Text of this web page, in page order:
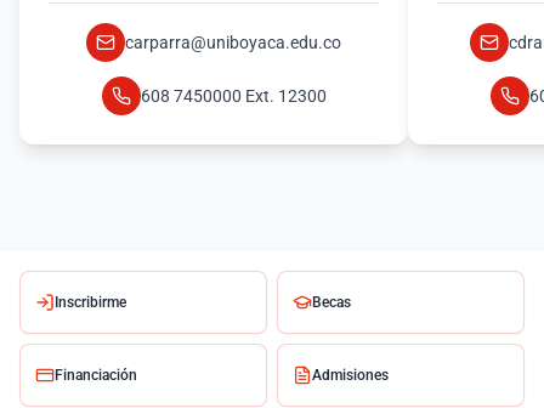
carparra@uniboyaca.edu.co
608 7450000 Ext. 12300
Inscribirme Becas
Financiación Admisiones